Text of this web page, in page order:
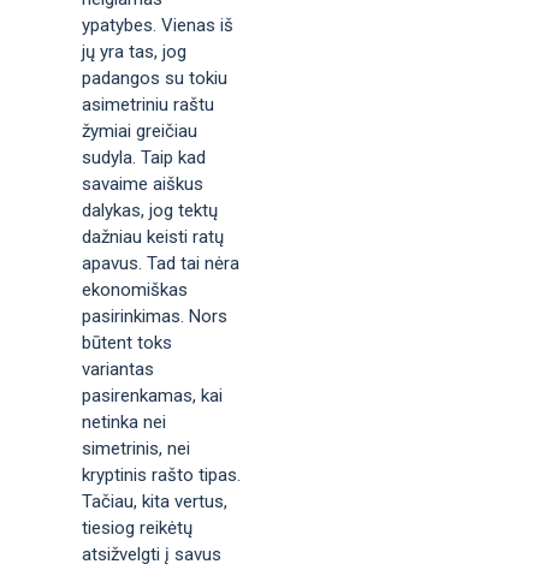
ypatybes. Vienas iš
jų yra tas, jog
padangos su tokiu
asimetriniu raštu
žymiai greičiau
sudyla. Taip kad
savaime aiškus
dalykas, jog tektų
dažniau keisti ratų
apavus. Tad tai nėra
ekonomiškas
pasirinkimas. Nors
būtent toks
variantas
pasirenkamas, kai
netinka nei
simetrinis, nei
kryptinis rašto tipas.
Tačiau, kita vertus,
tiesiog reikėtų
atsižvelgti į savus